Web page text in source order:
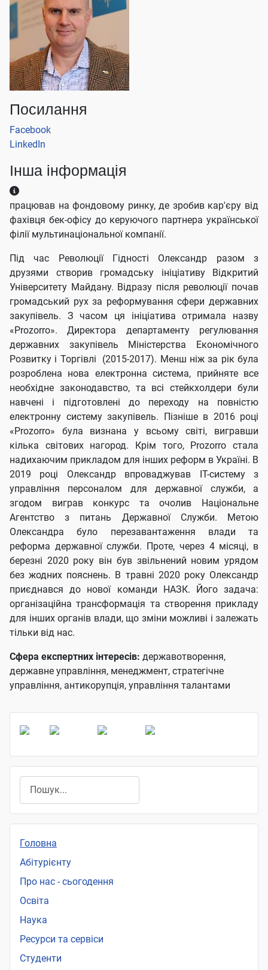
Посилання
Facebook
LinkedIn
Інша інформація
Інша інформація
працював на фондовому ринку, де зробив кар'єру від
фахівця бек-офісу до керуючого партнера української
філії мультинаціональної компанії.
Під час Революції Гідності Олександр разом з
друзями створив громадську ініціативу Відкритий
Університету Майдану. Відразу після революції почав
громадський рух за реформування сфери державних
закупівель. З часом ця ініціатива отримала назву
«Prozorro». Директора департаменту регулювання
державних закупівель Міністерства Економічного
Розвитку і Торгівлі (2015-2017). Менш ніж за рік була
розроблена нова електронна система, прийняте все
необхідне законодавство, та всі стейкхолдери були
навчені і підготовлені до переходу на повністю
електронну систему закупівель. Пізніше в 2016 році
«Prozorro» була визнана у всьому світі, вигравши
кілька світових нагород. Крім того, Prozorro стала
надихаючим прикладом для інших реформ в Україні. В
2019 році Олександр впроваджував ІТ-систему з
управління персоналом для державної служби, а
згодом виграв конкурс та очолив Національне
Агентство з питань Державної Служби. Метою
Олександра було перезавантаження влади та
реформа державної служби. Проте, через 4 місяці, в
березні 2020 року він був звільнений новим урядом
без жодних пояснень. В травні 2020 року Олександр
приєднався до нової команди НАЗК. Його задача:
організаційна трансформація та створення прикладу
для інших органів влади, що зміни можливі і залежать
тільки від нас.
Сфера експертних інтересів: державотворення,
державне управління, менеджмент, стратегічне
управління, антикорупція, управління талантами
Головна
Абітурієнту
Про нас - сьогодення
Освіта
Наука
Ресурси та сервіси
Студенти